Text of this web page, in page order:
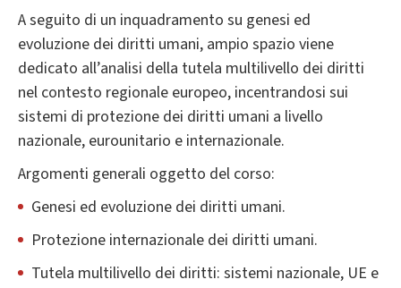
A seguito di un inquadramento su genesi ed
evoluzione dei diritti umani, ampio spazio viene
dedicato all’analisi della tutela multilivello dei diritti
nel contesto regionale europeo, incentrandosi sui
sistemi di protezione dei diritti umani a livello
nazionale, eurounitario e internazionale.
Argomenti generali oggetto del corso:
Genesi ed evoluzione dei diritti umani.
Protezione internazionale dei diritti umani.
Tutela multilivello dei diritti: sistemi nazionale, UE e